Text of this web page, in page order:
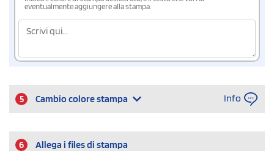
eventualmente aggiungere alla stampa.
5 Cambio colore stampa Info
6 Allega i files di stampa